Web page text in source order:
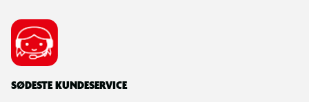
SØDESTE KUNDESERVICE